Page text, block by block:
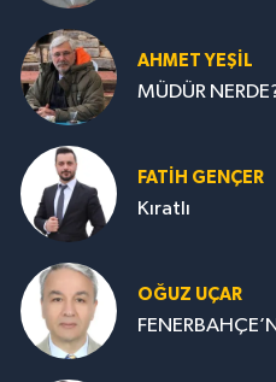
AHMET YEŞİL
MÜDÜR
FATIH GENÇER
Kıratlı
OĞUZ UÇAR